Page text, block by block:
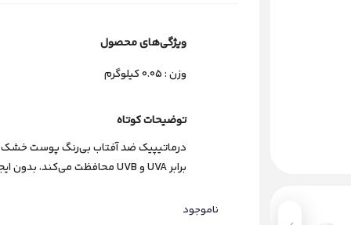
ویژگی‌های ﻣﺤﺼﻮل
وزن : 0.05 کیلوگرم
توضیحات کوتاه
برابر UVA و UVB محافظت می‌کند، بدون ایجاد رنگ یا سنگینی روی پوست.
ناموجود